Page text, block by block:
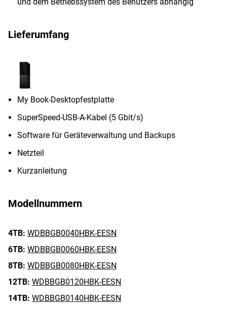
Lieferumfang
My Book-Desktopfestplatte
SuperSpeed-USB-A-Kabel (5 Gbit/s)
Software für Geräteverwaltung und Backups
Netzteil
Kurzanleitung
Modellnummern
4TB: WDBBGB0040HBK-EESN
6TB: WDBBGB0060HBK-EESN
8TB: WDBBGB0080HBK-EESN
12TB: WDBBGB0120HBK-EESN
14TB: WDBBGB0140HBK-EESN